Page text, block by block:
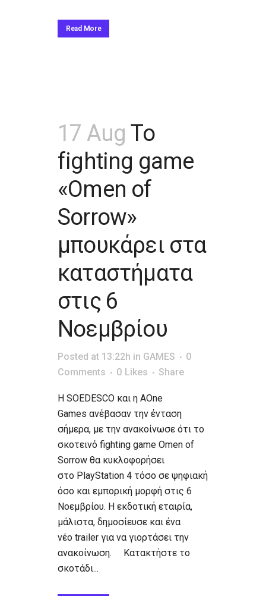
Read More
17 Aug Το
fighting game
«Omen of
Sorrow»
μπουκάρει στα
καταστήματα
στις 6
Νοεμβρίου
Posted at 13:22h in GAMES
0
Comments
0 Likes Share
Η SOEDESCO και η AOne
Games ανέβασαν την ένταση
σήμερα, με την ανακοίνωσε ότι το
σκοτεινό fighting game Omen of
Sorrow θα κυκλοφορήσει
στο PlayStation 4 τόσο σε ψηφιακή
όσο και εμπορική μορφή στις 6
Νοεμβρίου. Η εκδοτική εταιρία,
μάλιστα, δημοσίευσε και ένα
νέο trailer για να γιορτάσει την
ανακοίνωση. Κατακτήστε το
σκοτάδι...